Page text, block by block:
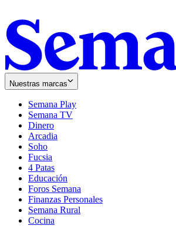
Nuestras marcas
Semana Play
Semana TV
Dinero
Arcadia
Soho
in
new
window
Fucsia
in
new
window
4 Patas
Educación
Foros Semana
Finanzas Personales
Semana Rural
Cocina